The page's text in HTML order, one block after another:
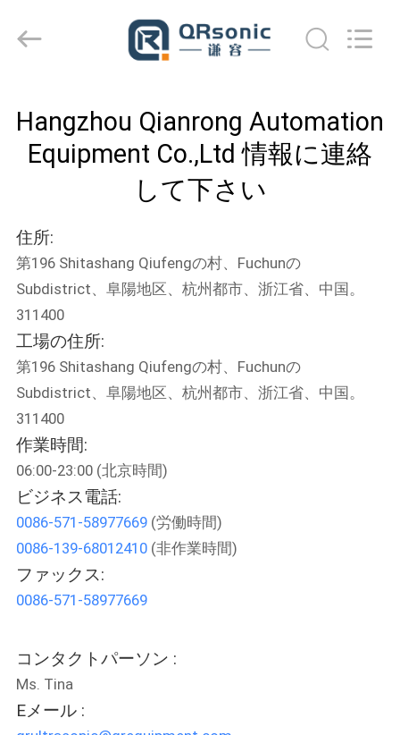
私
た
ち
に
つ
い
て
工
場
ツ
ー
2026
RightsHangzhou Qianrong Automation
Equipment Co.,Ltd 情報に連絡
して下さい
住所:
第196 Shitashang Qiufengの村、Fuchunの
Subdistrict、阜陽地区、杭州都市、浙江省、中国。
311400
工場の住所:
第196 Shitashang Qiufengの村、Fuchunの
Subdistrict、阜陽地区、杭州都市、浙江省、中国。
311400
作業時間:
06:00-23:00 (北京時間)
ビジネス電話:
0086-571-58977669(労働時間)
0086-139-68012410(非作業時間)
ファックス:
0086-571-58977669
コンタクトパーソン :
Ms. Tina
Eメール :